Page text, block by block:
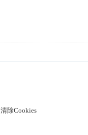
清除Cookies